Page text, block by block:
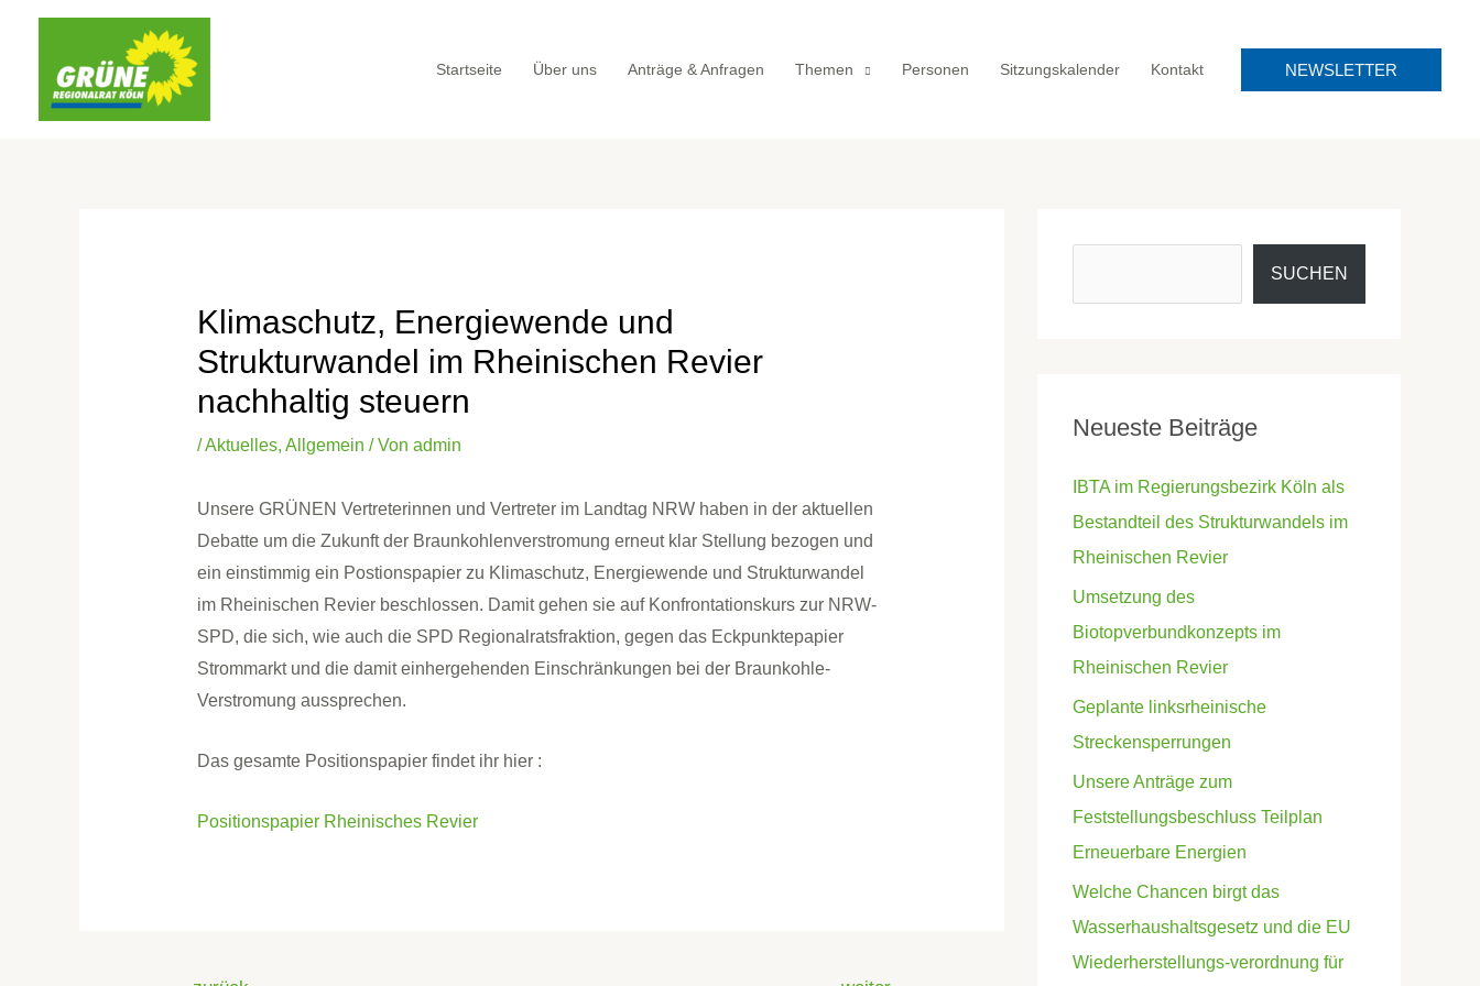
Startseite Über uns Anträge & Anfragen Themen Personen Sitzungskalender Kontakt NEWSLETTER
Klimaschutz, Energiewende und
Strukturwandel im Rheinischen Revier
nachhaltig steuern
/Aktuelles, Allgemein / Von admin
Unsere GRÜNEN Vertreterinnen und Vertreter im Landtag NRW haben in der aktuellen
Debatte um die Zukunft der Braunkohlenverstromung erneut klar Stellung bezogen und
ein einstimmig ein Postionspapier zu Klimaschutz, Energiewende und Strukturwandel
im Rheinischen Revier beschlossen. Damit gehen sie auf Konfrontationskurs zur NRW-
SPD, die sich, wie auch die SPD Regionalratsfraktion, gegen das Eckpunktepapier
Strommarkt und die damit einhergehenden Einschränkungen bei der Braunkohle-
Verstromung aussprechen.
Das gesamte Positionspapier findet ihr hier :
Positionspapier Rheinisches Revier
SUCHEN
Neueste Beiträge
IBTA im Regierungsbezirk Köln als
Bestandteil des Strukturwandels im
Rheinischen Revier
Umsetzung des
Biotopverbundkonzepts im
Rheinischen Revier
Geplante linksrheinische
Streckensperrungen
Unsere Anträge zum
Feststellungsbeschluss Teilplan
Erneuerbare Energien
Welche Chancen birgt das
Wasserhaushaltsgesetz und die EU
Wiederherstellungs-verordnung für